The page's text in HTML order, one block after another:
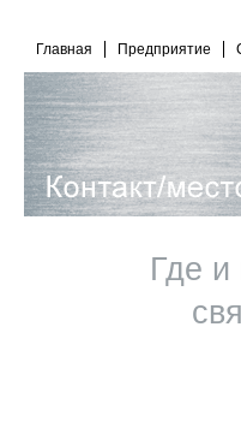
Главная Предприятие
Где